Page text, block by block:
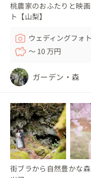
桃農家のおふたりと映
ト【山梨】
ウェディングフォト
〜 10 万円
ガーデン・森
街ブラから自然豊かな